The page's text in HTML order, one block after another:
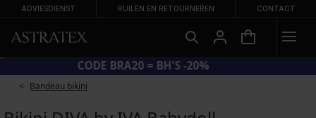
ADVIESDIENST RUILEN EN RETOURNEREN CONTACT
CODE BRA20 = BH'S -20%
Bandeau bikini